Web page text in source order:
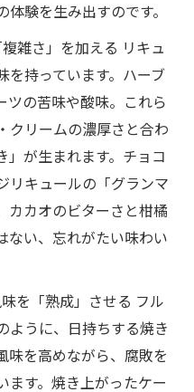
験を生み出すのです。
雑さ」を加える リキュ
を持っています。ハーブ
ツの苦味や酸味。これら
クリームの濃厚さと合わ
」が生まれます。チョコ
リキュールの「グランマ
カカオのビターさと柑橘
ない、忘れがたい味わい
を「熟成」させる フル
ように、日持ちする焼き
味を高めながら、腐敗を
ます。焼き上がったケー